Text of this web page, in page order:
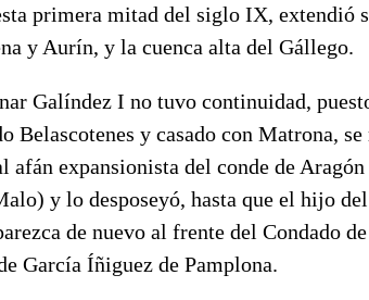
primera mitad del siglo IX, extendió
y Aurín, y la cuenca alta del Gállego.
Galíndez I no tuvo continuidad,
y casado con Matrona, se
afán expansionista del conde de
y lo desposeyó, hasta que el hijo
de nuevo al frente del Condado
García Íñiguez de Pamplona.